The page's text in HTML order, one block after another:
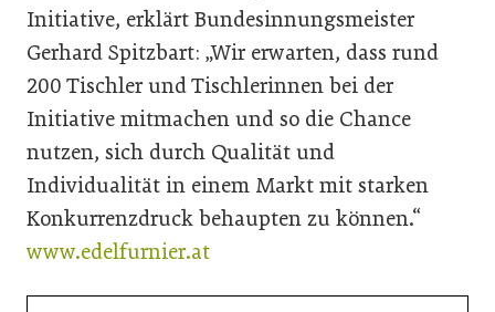
Initiative, erklärt Bundesinnungsmeister
Gerhard Spitzbart: „Wir erwarten, dass rund
200 Tischler und Tischlerinnen bei der
Initiative mitmachen und so die Chance
nutzen, sich durch Qualität und
Individualität in einem Markt mit starken
Konkurrenzdruck behaupten zu können.“
www.edelfurnier.at